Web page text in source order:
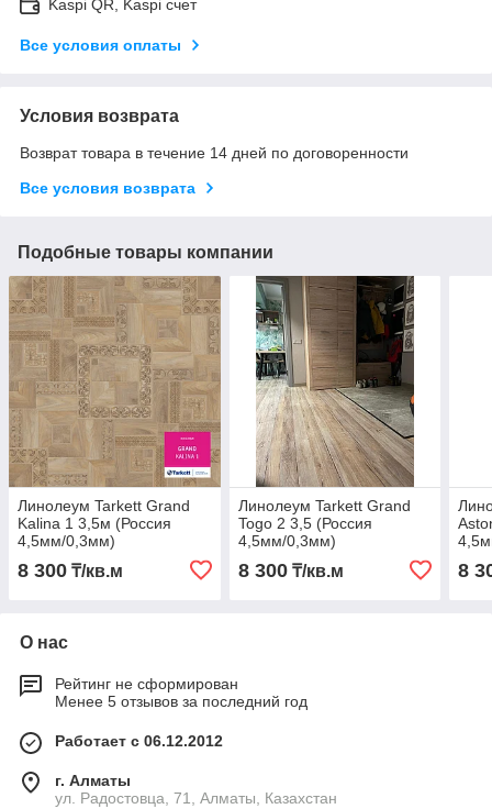
Kaspi QR, Kaspi счет
Все условия оплаты
Условия возврата
Возврат товара в течение 14 дней по договоренности
Все условия возврата
Подобные товары компании
Линолеум Tarkett Grand
Kalina 1 3,5м (Россия
4,5мм/0,3мм)
8 300 ₸/кв.м
Линолеум Tarkett Grand
Togo 2 3,5 (Россия
4,5мм/0,3мм)
8 300₸/кв.м 8
О нас
Рейтинг не сформирован
Менее 5 отзывов за последний год
Работает с 06.12.2012
г. Алматы
ул. Радостовца, 71, Алматы, Казахстан